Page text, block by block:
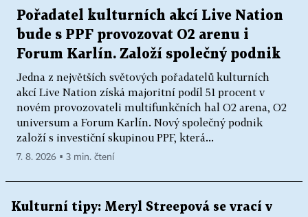
Pořadatel kulturních akcí Live Nation
bude s PPF provozovat O2 arenu i
Forum Karlín. Založí společný podnik
Jedna z největších světových pořadatelů kulturních
akcí Live Nation získá majoritní podíl 51 procent v
novém provozovateli multifunkčních hal O2 arena, O2
universum a Forum Karlín. Nový společný podnik
založí s investiční skupinou PPF, která...
7. 8. 2026 ▪ 3 min. čtení
Kulturní tipy: Meryl Streepová se vrací v